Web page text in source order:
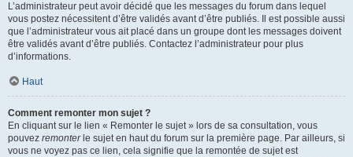
L’administrateur peut avoir décidé que les messages du forum dans lequel
vous postez nécessitent d’être validés avant d’être publiés. Il est possible aussi
que l’administrateur vous ait placé dans un groupe dont les messages doivent
être validés avant d’être publiés. Contactez l’administrateur pour plus
d’informations.
Haut
Comment remonter mon sujet ?
En cliquant sur le lien « Remonter le sujet » lors de sa consultation, vous
pouvez remonterle sujet en haut du forum sur la première page. Par ailleurs, si
vous ne voyez pas ce lien, cela signifie que la remontée de sujet est